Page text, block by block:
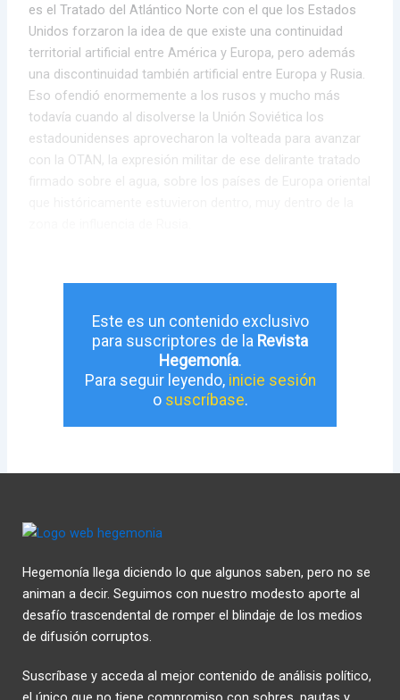
es el Tratado del Atlántico Norte con el que los Estados
Unidos forzaron la idea de que existe una continuidad
territorial artificial entre América y Europa, pero además
una discontinuidad también artificial entre Europa y Rusia.
Eso ofendió enormemente a los rusos y mucho más
todavía cuando al disolverse la Unión Soviética los
estadounidenses aprovecharon la volteada para avanzar
con la OTAN, la expresión militar de ese delirante tratado
Este es un contenido exclusivo
para suscriptores de la Revista
Hegemonía.
Para seguir leyendo, inicie sesión
o suscríbase.
Hegemonía llega diciendo lo que algunos saben, pero no se
animan a decir. Seguimos con nuestro modesto aporte al
desafío trascendental de romper el blindaje de los medios
de difusión corruptos.
Suscríbase y acceda al mejor contenido de análisis político,